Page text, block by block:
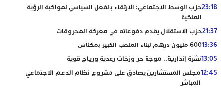
23:18حزب الوسط الاجتماعي: الارتقاء بالفعل السياسي لمواكبة الرؤية
الملكية
21:37حزب الاستقلال يقدم دفوعاته في معركة المحروقات
13:36600 مليون درهم لبناء الملعب الكبير بمكناس
13:05نشرة إنذارية.. موجة حر وزخات رعدية ورياح قوية
12:45مجلس المستشارين يصادق على مشروع نظام الدعم الاجتماعي
المباشر